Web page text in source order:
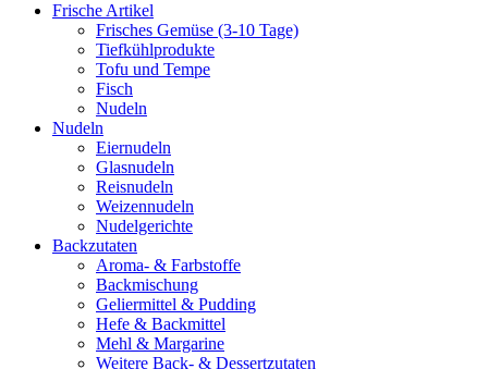
Frische Artikel
Frisches Gemüse (3-10 Tage)
Tiefkühlprodukte
Tofu und Tempe
Fisch
Nudeln
Nudeln
Eiernudeln
Glasnudeln
Reisnudeln
Weizennudeln
Nudelgerichte
Backzutaten
Aroma- & Farbstoffe
Backmischung
Geliermittel & Pudding
Hefe & Backmittel
Mehl & Margarine
Weitere Back- & Dessertzutaten